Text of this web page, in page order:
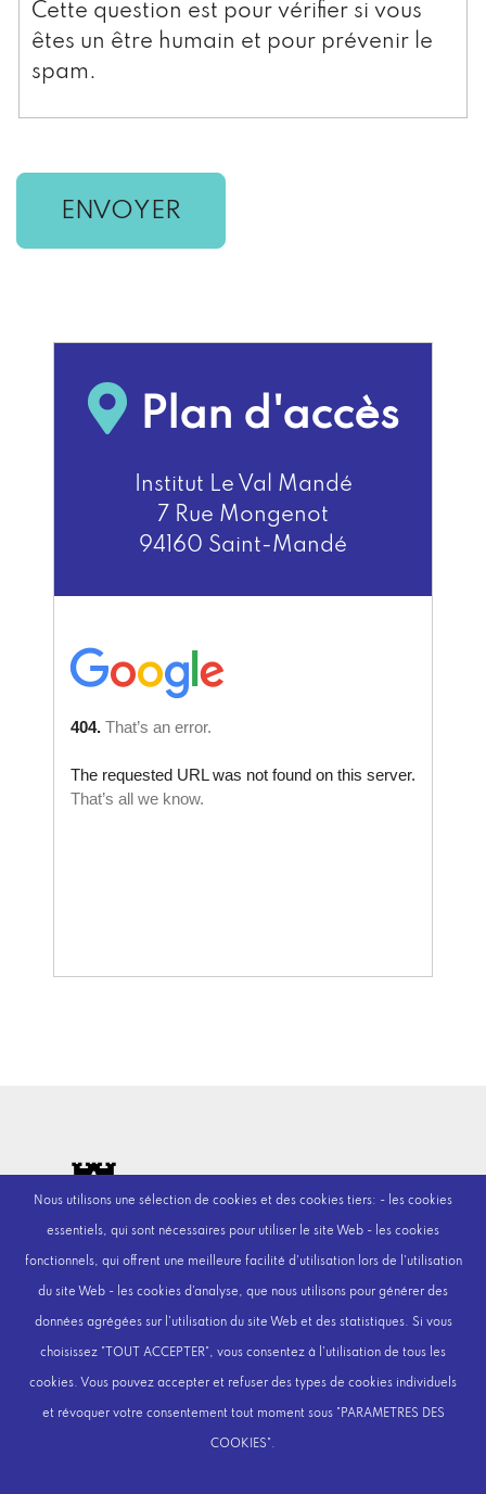
Cette question est pour vérifier si vous
êtes un être humain et pour prévenir le
spam.
ENVOYER
Plan d'accès
Institut Le Val Mandé
7 Rue Mongenot
94160 Saint-Mandé
Next
Nous utilisons une sélection de cookies et des cookies tiers: - les cookies
essentiels, qui sont nécessaires pour utiliser le site Web - les cookies
fonctionnels, qui offrent une meilleure facilité d'utilisation lors de l'utilisation
du site Web - les cookies d'analyse, que nous utilisons pour générer des
données agrégées sur l'utilisation du site Web et des statistiques. Si vous
choisissez "TOUT ACCEPTER", vous consentez à l'utilisation de tous les
cookies. Vous pouvez accepter et refuser des types de cookies individuels
et révoquer votre consentement tout moment sous "PARAMETRES DES
COOKIES".